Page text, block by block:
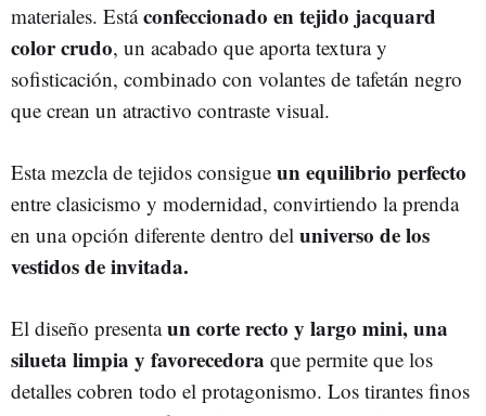
materiales. Estáconfeccionado en tejido jacquard
color crudo, un acabado que aporta textura y
sofisticación, combinado con volantes de tafetán negro
que crean un atractivo contraste visual.
Esta mezcla de tejidos consigue un equilibrio perfecto
entre clasicismo y modernidad, convirtiendo la prenda
en una opción diferente dentro del universo de los
vestidos de invitada.
El diseño presentaun corte recto y largo mini, una
silueta limpia y favorecedora que permite que los
detalles cobren todo el protagonismo. Los tirantes finos